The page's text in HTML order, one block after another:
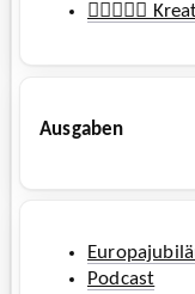
🧚‍♀️🧜🏼‍♂️
Ausgaben
Podcast